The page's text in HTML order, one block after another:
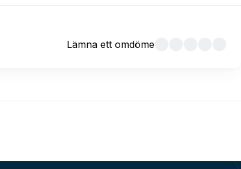
Lämna ett omdöme